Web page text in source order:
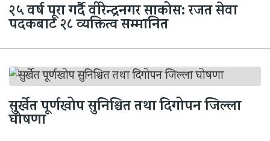
२५ वर्ष पूरा गर्दै वीरेन्द्रनगर साकोस: रजत सेवा
पदकबाट २८ व्यक्तित्व सम्मानित
सुर्खेत पूर्णखोप सुनिश्चित तथा दिगोपन जिल्ला
घोषणा